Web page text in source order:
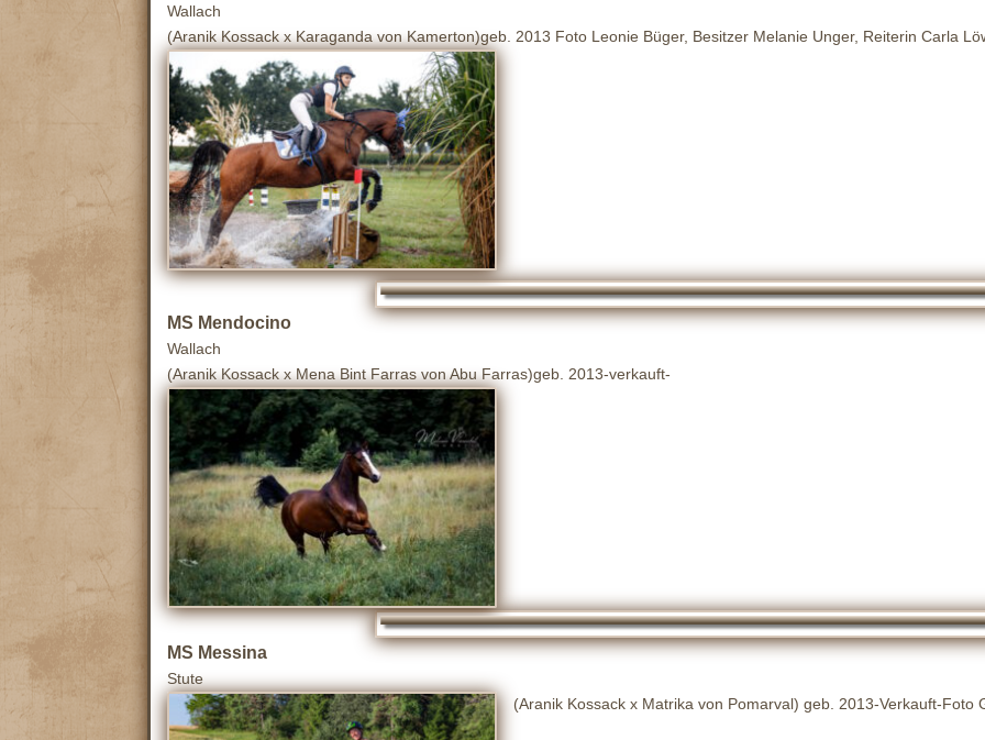
Wallach
(Aranik Kossack x Karaganda von Kamerton)geb. 2013 Foto Leonie Büger, Besitzer Melanie Unger, Reiterin Carla
MS Mendocino
Wallach
(Aranik Kossack x Mena Bint Farras von Abu Farras)geb. 2013-verkauft-
MS Messina
Stute
(Aranik Kossack x Matrika von Pomarval) geb. 2013-Verkauft-Foto